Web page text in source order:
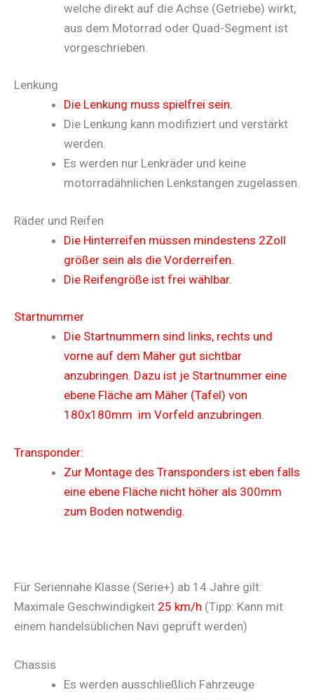
welche direkt auf die Achse (Getriebe) wirkt,
aus dem Motorrad oder Quad-Segment ist
vorgeschrieben.
Lenkung
Die Lenkung muss spielfrei sein.
Die Lenkung kann modifiziert und verstärkt
werden.
Es werden nur Lenkräder und keine
motorradähnlichen Lenkstangen zugelassen.
Räder und Reifen
Die Hinterreifen müssen mindestens 2Zoll
größer sein als die Vorderreifen.
Die Reifengröße ist frei wählbar.
Startnummer
Die Startnummern sind links, rechts und
vorne auf dem Mäher gut sichtbar
anzubringen. Dazu ist je Startnummer eine
ebene Fläche am Mäher (Tafel) von
180x180mm im Vorfeld anzubringen.
Transponder:
Zur Montage des Transponders ist eben falls
eine ebene Fläche nicht höher als 300mm
zum Boden notwendig.
Für Seriennahe Klasse (Serie+) ab 14 Jahre gilt:
Maximale Geschwindigkeit 25 km/h (Tipp: Kann mit
einem handelsüblichen Navi geprüft werden)
Chassis
Es werden ausschließlich Fahrzeuge